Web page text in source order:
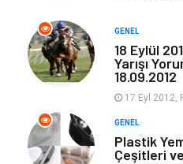
Organizasyon
Hizmet
GENEL
18 Eylül
Yarışı
18.09.2012
17 Eyl 2012,
GENEL
Plastik
Çeşitleri